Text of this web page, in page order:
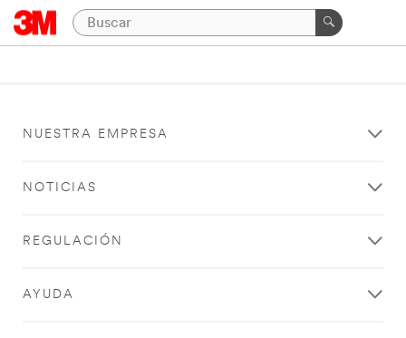
NUESTRA EMPRESA
NOTICIAS
REGULACIÓN
AYUDA